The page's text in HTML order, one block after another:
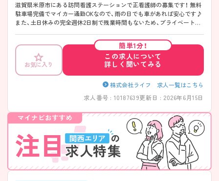
滋賀県米原市にある訪問看護ステーションで正看護師の募集です！ 無料
駐車場完備でマイカー通勤OKなので、雨の日でも車があれば安心です♪
また、土日休みの完全週休2日制で残業時間もないため、プライベートの
しますので、お気軽にご連絡ください。
お気に入り
簡単1分！
この求人について
詳しく聞いてみる
株式会社ライフ 求人一覧はこちら
求人番号 : 10187639更新日 : 2026年6月15日